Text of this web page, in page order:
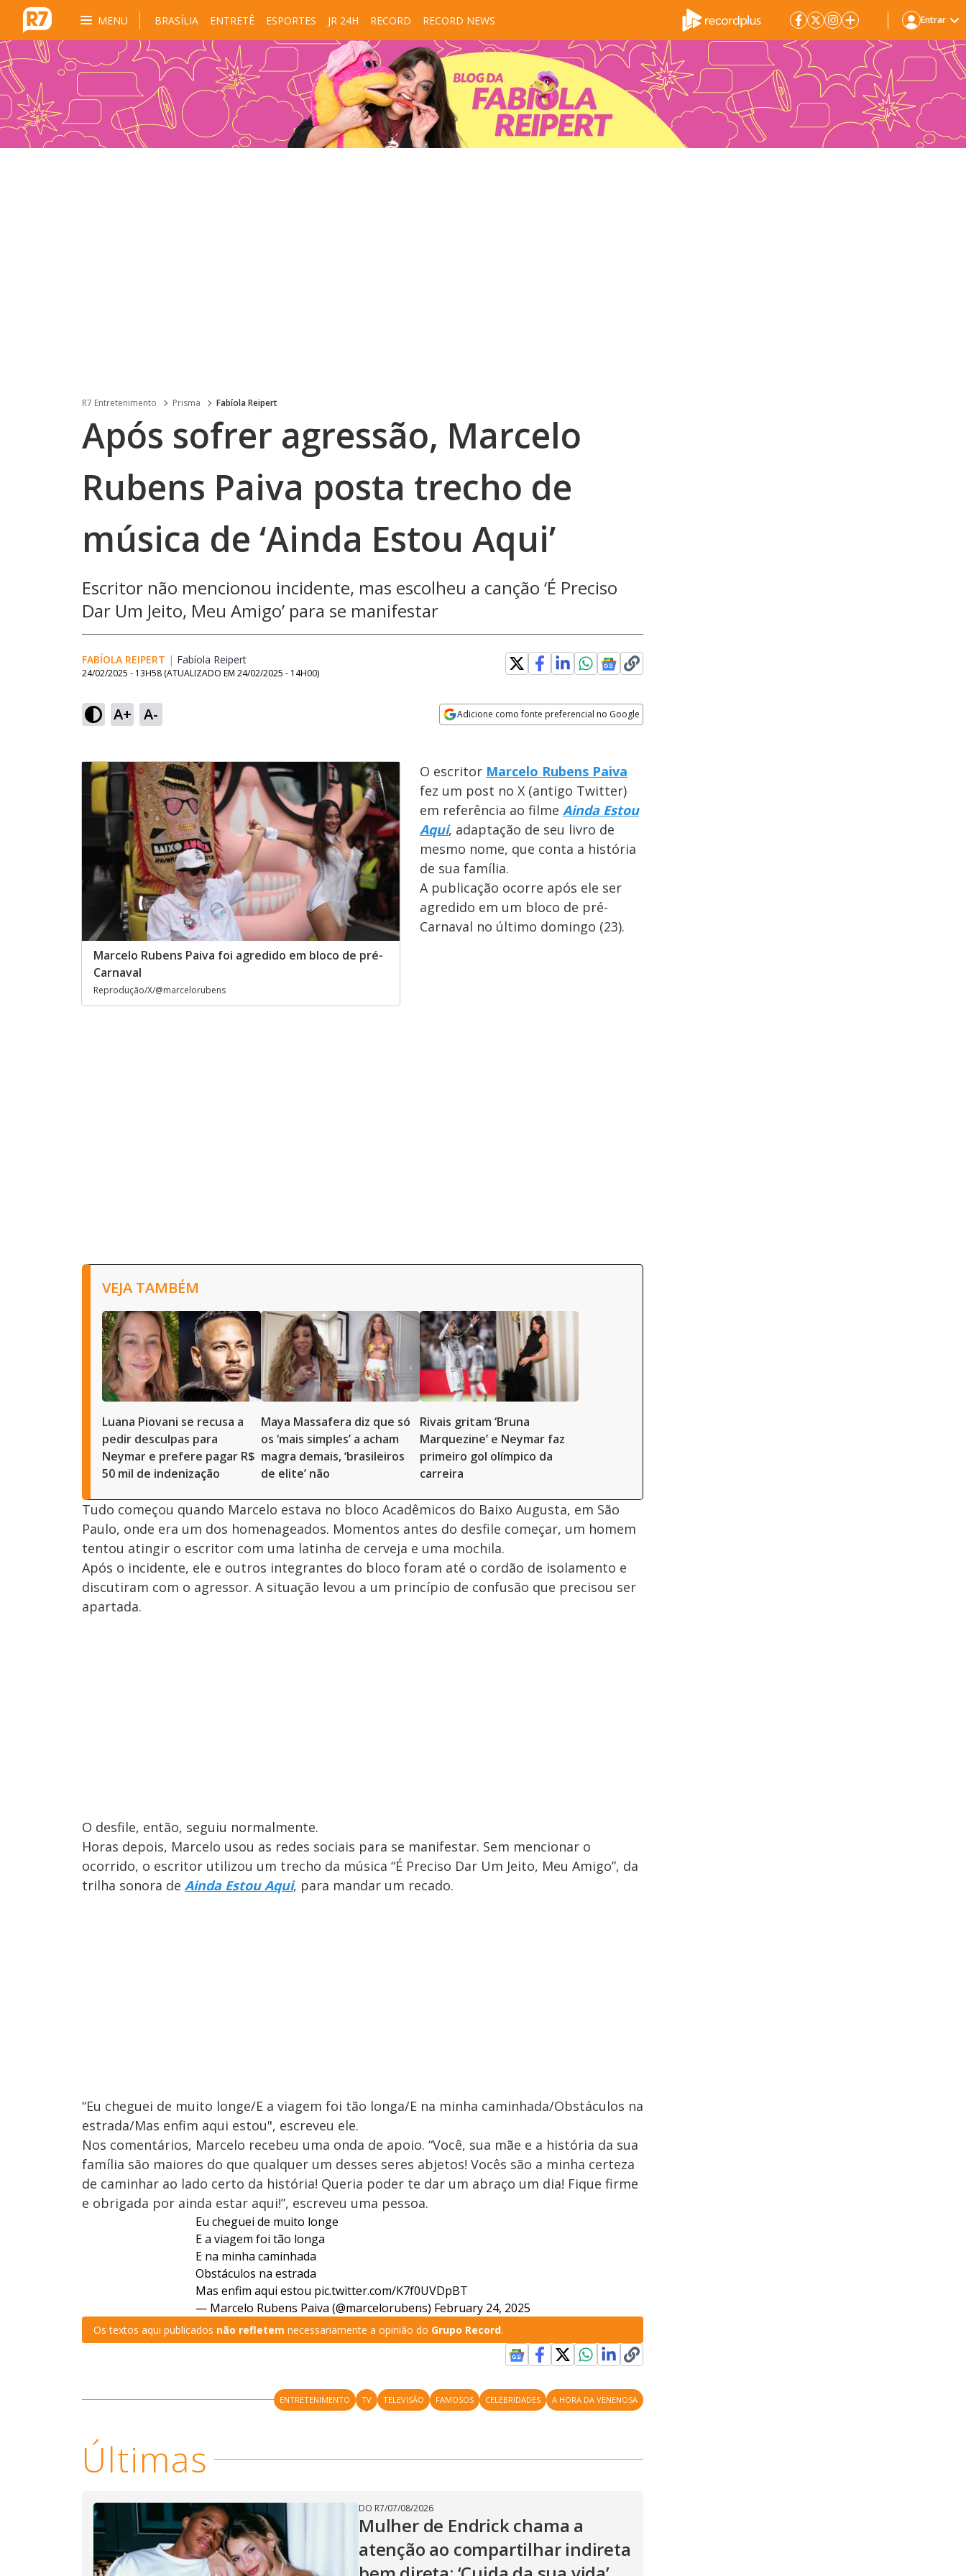
MENU BRASÍLIA ENTRETÊ ESPORTES JR 24H RECORD RECORD NEWS Entrar
R7 Entretenimento Prisma Fabíola Reipert
Após sofrer agressão, Marcelo
Rubens Paiva posta trecho de
música de ‘Ainda Estou Aqui’
Escritor não mencionou incidente, mas escolheu a canção ‘É Preciso
Dar Um Jeito, Meu Amigo’ para se manifestar
FABÍOLA REIPERT | Fabíola Reipert
24/02/2025 - 13H58 (ATUALIZADO EM 24/02/2025 - 14H00)
A+ A- Adicione como fonte preferencial no Google
Marcelo Rubens Paiva foi agredido em bloco de pré-
Carnaval
Reprodução/X/@marcelorubens
O escritor Marcelo Rubens Paiva
fez um post no X (antigo Twitter)
em referência ao filme Ainda Estou
Aqui, adaptação de seu livro de
mesmo nome, que conta a história
de sua família.
A publicação ocorre após ele ser
agredido em um bloco de pré-
Carnaval no último domingo (23).
VEJA TAMBÉM
Luana Piovani se recusa a
pedir desculpas para
Neymar e prefere pagar R$
50 mil de indenização
Maya Massafera diz que só
os ‘mais simples’ a acham
magra demais, ‘brasileiros
de elite’ não
Rivais gritam ‘Bruna
Marquezine’ e Neymar faz
primeiro gol olímpico da
carreira
Tudo começou quando Marcelo estava no bloco Acadêmicos do Baixo Augusta, em São
Paulo, onde era um dos homenageados. Momentos antes do desfile começar, um homem
tentou atingir o escritor com uma latinha de cerveja e uma mochila.
Após o incidente, ele e outros integrantes do bloco foram até o cordão de isolamento e
discutiram com o agressor. A situação levou a um princípio de confusão que precisou ser
apartada.
O desfile, então, seguiu normalmente.
Horas depois, Marcelo usou as redes sociais para se manifestar. Sem mencionar o
ocorrido, o escritor utilizou um trecho da música “É Preciso Dar Um Jeito, Meu Amigo”, da
trilha sonora de Ainda Estou Aqui, para mandar um recado.
“Eu cheguei de muito longe/E a viagem foi tão longa/E na minha caminhada/Obstáculos na
estrada/Mas enfim aqui estou", escreveu ele.
Nos comentários, Marcelo recebeu uma onda de apoio. “Você, sua mãe e a história da sua
família são maiores do que qualquer um desses seres abjetos! Vocês são a minha certeza
de caminhar ao lado certo da história! Queria poder te dar um abraço um dia! Fique firme
e obrigada por ainda estar aqui!”, escreveu uma pessoa.
Eu cheguei de muito longe
E a viagem foi tão longa
E na minha caminhada
Obstáculos na estrada
Mas enfim aqui estou pic.twitter.com/K7f0UVDpBT
— Marcelo Rubens Paiva (@marcelorubens) February 24, 2025
Os textos aqui publicados não refletem necessariamente a opinião do Grupo Record.
ENTRETENIMENTO TV TELEVISÃO FAMOSOS CELEBRIDADES A HORA DA VENENOSA
Últimas
DO R7/07/08/2026
Mulher de Endrick chama a
atenção ao compartilhar indireta